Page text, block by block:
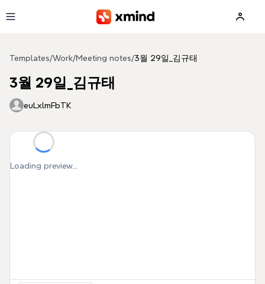
Templates/Work/Meeting notes/3월 29일_김규태
3월 29일_김규태
euLxlmFbTK
Loading preview...